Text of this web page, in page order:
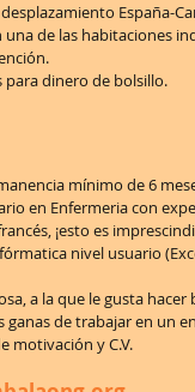
España-
de las habitaciones
para dinero de bolsillo.
mínimo de 6
en Enfermeria con
¡esto es
nivel usuario
a la que le gusta
ganas de trabajar en
motivación y C.V.